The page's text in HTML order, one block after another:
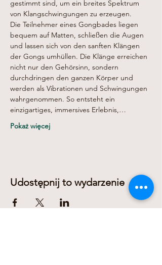
gestimmt sind, um ein breites Spektrum
von Klangschwingungen zu erzeugen.
Die Teilnehmer eines Gongbades liegen
bequem auf Matten, schließen die Augen
und lassen sich von den sanften Klängen
der Gongs umhüllen. Die Klänge erreichen
nicht nur den Gehörsinn, sondern
durchdringen den ganzen Körper und
werden als Vibrationen und Schwingungen
wahrgenommen. So entsteht ein
einzigartiges, immersives Erlebnis,…
Pokaż więcej
Udostępnij to wydarzenie